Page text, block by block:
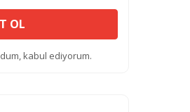
OL
kabul ediyorum.